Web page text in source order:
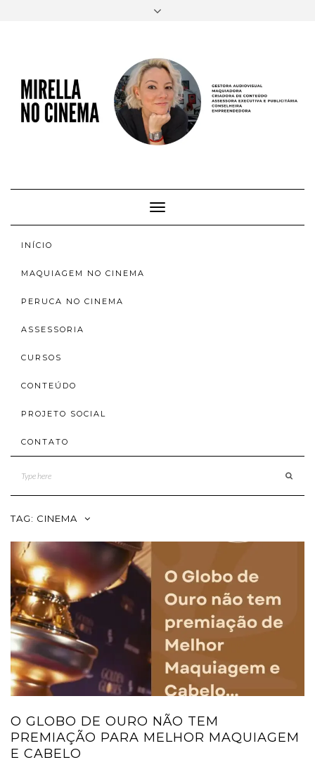
AUTORA
SOBRE
INSTAGRAM
ACERVO
Toggle
Navigation
INÍCIO
MAQUIAGEM NO CINEMA
PERUCA NO CINEMA
ASSESSORIA
CURSOS
CONTEÚDO
PROJETO SOCIAL
CONTATO
TAG: CINEMA
O GLOBO DE OURO NÃO TEM
PREMIAÇÃO PARA MELHOR MAQUIAGEM
E CABELO